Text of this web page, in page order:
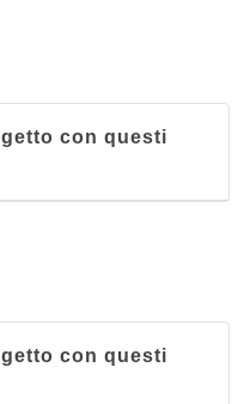
con questi
con questi